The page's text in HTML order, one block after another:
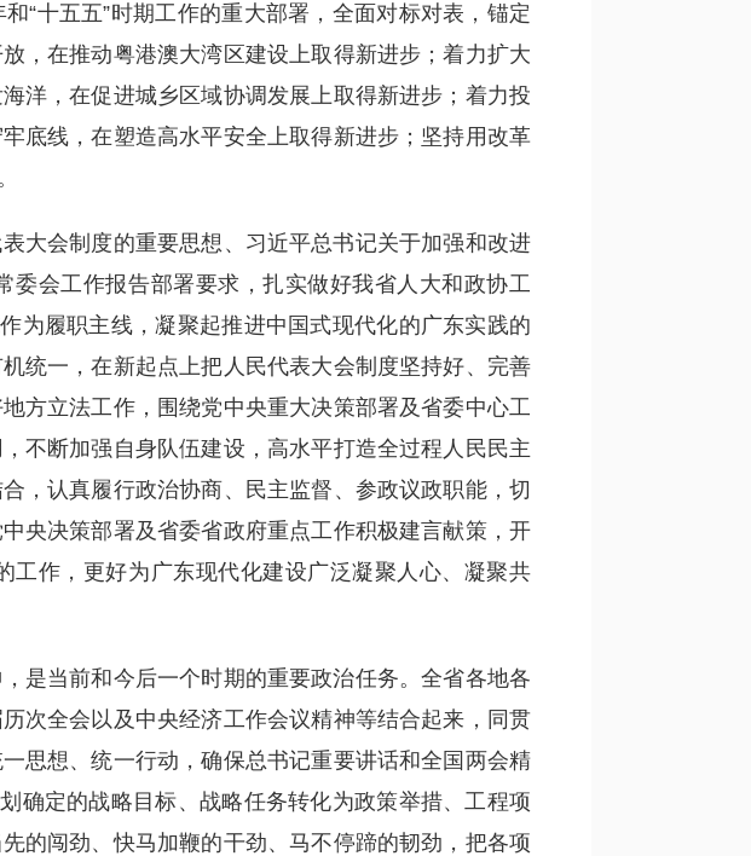
“十五五”时期工作的重大部署，全面对标对表，锚定
，在推动粤港澳大湾区建设上取得新进步；着力扩大
洋，在促进城乡区域协调发展上取得新进步；着力投
底线，在塑造高水平安全上取得新进步；坚持用改革
大会制度的重要思想、习近平总书记关于加强和改进
委会工作报告部署要求，扎实做好我省人大和政协工
为履职主线，凝聚起推进中国式现代化的广东实践的
统一，在新起点上把人民代表大会制度坚持好、完善
方立法工作，围绕党中央重大决策部署及省委中心工
不断加强自身队伍建设，高水平打造全过程人民民主
，认真履行政治协商、民主监督、参政议政职能，切
央决策部署及省委省政府重点工作积极建言献策，开
工作，更好为广东现代化建设广泛凝聚人心、凝聚共
是当前和今后一个时期的重要政治任务。全省各地各
次全会以及中央经济工作会议精神等结合起来，同贯
思想、统一行动，确保总书记重要讲话和全国两会精
确定的战略目标、战略任务转化为政策举措、工程项
的闯劲、快马加鞭的干劲、马不停蹄的韧劲，把各项